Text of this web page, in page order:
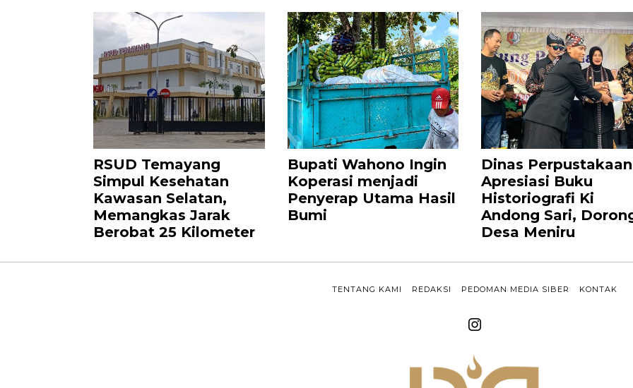
RSUD Temayang
Simpul Kesehatan
Kawasan Selatan,
Memangkas Jarak
Berobat 25 Kilometer
Bupati Wahono Ingin
Koperasi menjadi
Penyerap Utama Hasil
Bumi
Dinas Perpustakaan
Apresiasi Buku
Historiografi Ki
Andong Sari,
Desa Meniru
TENTANG KAMI REDAKSI PEDOMAN MEDIA SIBER KONTAK